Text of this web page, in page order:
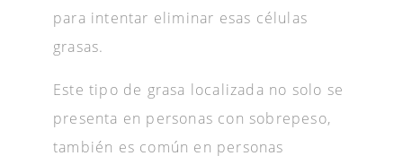
para intentar eliminar esas células
grasas.
Este tipo de grasa localizada no solo se
presenta en personas con sobrepeso,
también es común en personas